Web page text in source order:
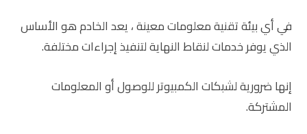
في أي بيئة تقنية معلومات معينة ، يعد الخادم هو الأساس
الذي يوفر خدمات لنقاط النهاية لتنفيذ إجراءات مختلفة.
إنها ضرورية لشبكات الكمبيوتر للوصول أو المعلومات
المشتركة.